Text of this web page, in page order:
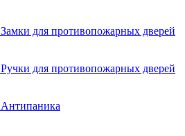
Замки для противопожарных дверей
Ручки для противопожарных дверей
Антипаника